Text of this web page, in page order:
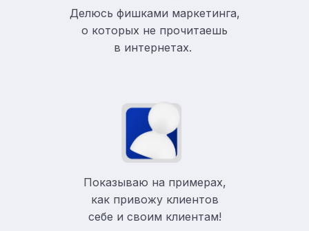
Делюсь фишками маркетинга,
о которых не прочитаешь
в интернетах.
Показываю на примерах,
как привожу клиентов
себе и своим клиентам!